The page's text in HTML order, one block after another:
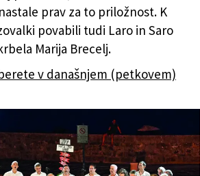
prav za to priložnost. K
povabili tudi Laro in Saro
Marija Brecelj.
v današnjem (petkovem)